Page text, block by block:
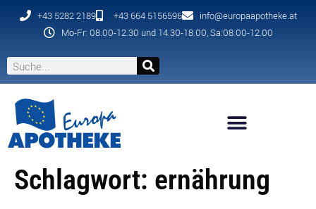
+43 5282 2189 +43 664 5156596
info@europaapotheke.at
Mo-Fr: 08.00-12.30 und 14.30-18.00, Sa:08.00-12.00
Schlagwort: ernährung